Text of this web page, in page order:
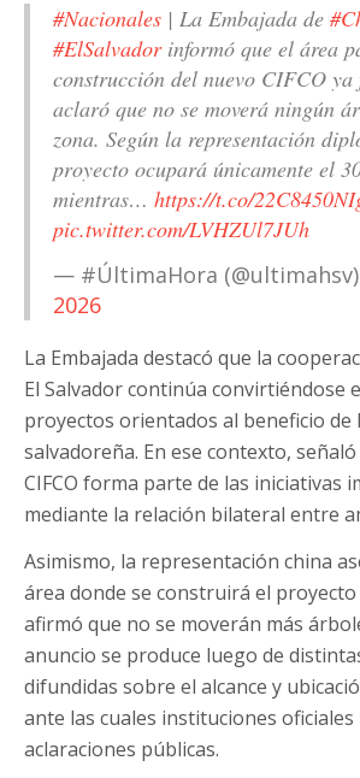
#Nacionales | La Embajada de
#ElSalvadorinformó que el área
construcción del nuevo CIFCO ya
aclaró que no se moverá ningún
zona. Según la representación
proyecto ocupará únicamente el
mientras… https://t.co/
pic.twitter.com/LVHZUl7JUh
— #ÚltimaHora (@ultimahsv)
2026
La Embajada destacó que la
El Salvador continúa convirtiéndose
proyectos orientados al beneficio de
salvadoreña. En ese contexto,
CIFCO forma parte de las iniciativas
mediante la relación bilateral entre
Asimismo, la representación china
área donde se construirá el
afirmó que no se moverán más
anuncio se produce luego de
difundidas sobre el alcance y
ante las cuales instituciones
aclaraciones públicas.